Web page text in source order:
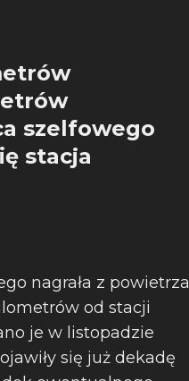
szelfowego
stacja
nagrała z powietrza
od stacji
je w listopadzie
się już dekadę